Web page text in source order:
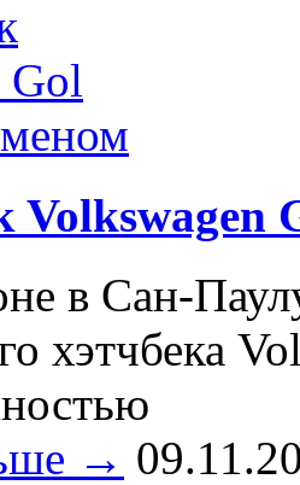
в Сан-
хэтчбека
→